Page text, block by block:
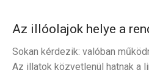
Az illóolajok helye a
Sokan kérdezik: valóban
Az illatok közvetlenül hatnak a